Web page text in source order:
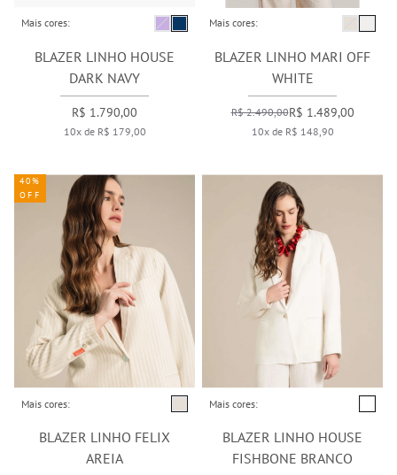
Mais cores:
BLAZER LINHO HOUSE
DARK NAVY
R$ 1.790,00
10x de R$ 179,00
Mais cores:
BLAZER LINHO MARI OFF
WHITE
R$ 2.490,00R$ 1.489,00
10x de R$ 148,90
Mais cores:
BLAZER LINHO FELIX
AREIA
40%
OFF
Mais cores:
BLAZER LINHO HOUSE
FISHBONE BRANCO